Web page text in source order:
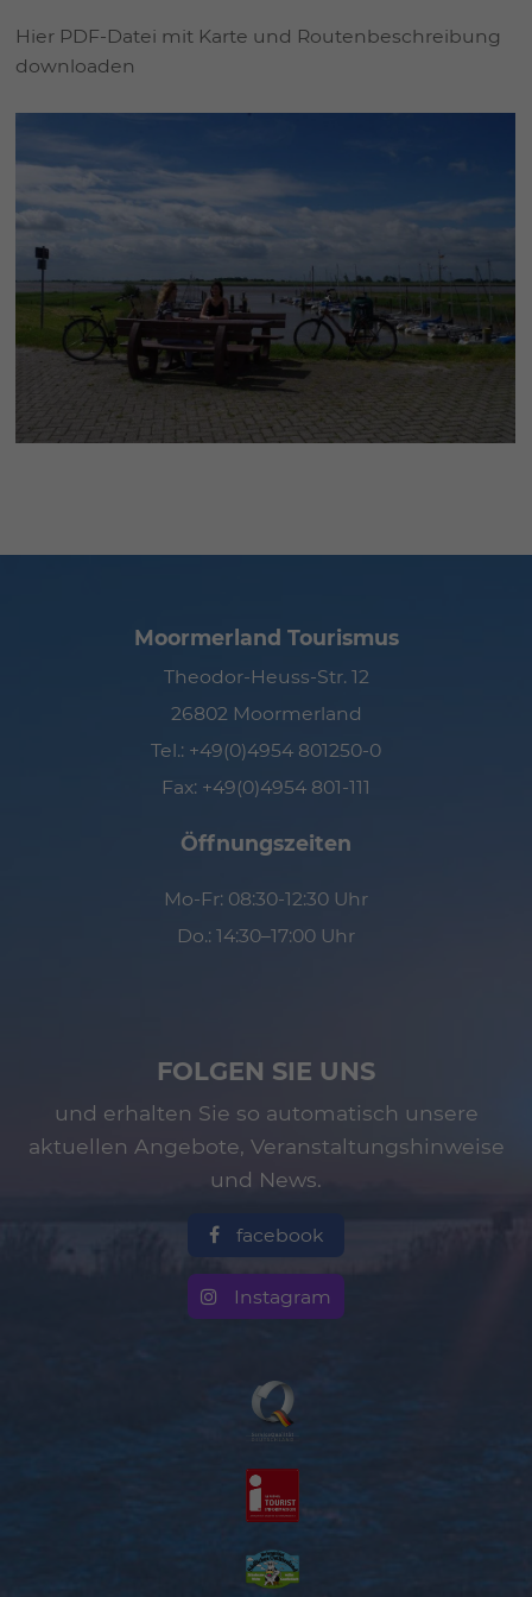
Hier PDF-Datei mit Karte und Routenbeschreibung
downloaden
Moormerland Tourismus
Theodor-Heuss-Str. 12
26802 Moormerland
Tel.: +49(0)4954 801250-0
Fax: +49(0)4954 801-111
Öffnungszeiten
Mo-Fr: 08:30-12:30 Uhr
Do.: 14:30–17:00 Uhr
FOLGEN SIE UNS
und erhalten Sie so automatisch unsere
aktuellen Angebote, Veranstaltungshinweise
und News.
facebook
Instagram